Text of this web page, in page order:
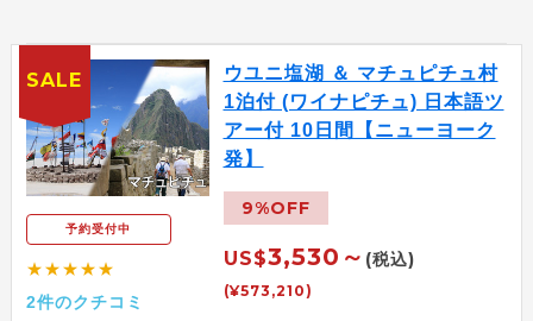
予約受付中
★★★★★
2件のクチコミ
ウユニ塩湖 ＆ マチュピチュ村
1泊付 (ワイナピチュ) 日本語ツ
アー付 10日間【ニューヨーク
発】
9%OFF
US$3,530～ (税込)
(¥573,210)
SALE